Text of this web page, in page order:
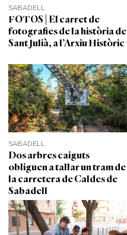
SABADELL
FOTOS | El carret de
fotografies de la història de
Sant Julià, a l’Arxiu Històric
SABADELL
Dos arbres caiguts
obliguen a tallar un tram de
la carretera de Caldes de
Sabadell